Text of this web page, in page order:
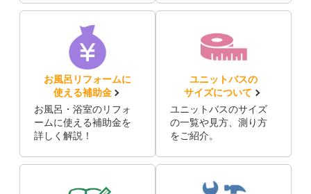
お風呂リフォームに
使える補助金
お風呂・浴室のリフォ
ームに使える補助金を
詳しく解説！
ユニットバスの
サイズについて
ユニットバスのサイズ
の一覧や見方、測り方
をご紹介。